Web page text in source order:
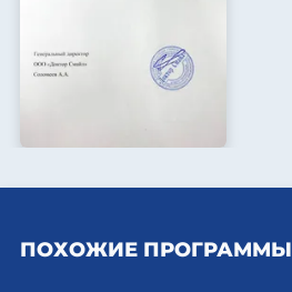
ПОХОЖИЕ ПРОГРАММЫ